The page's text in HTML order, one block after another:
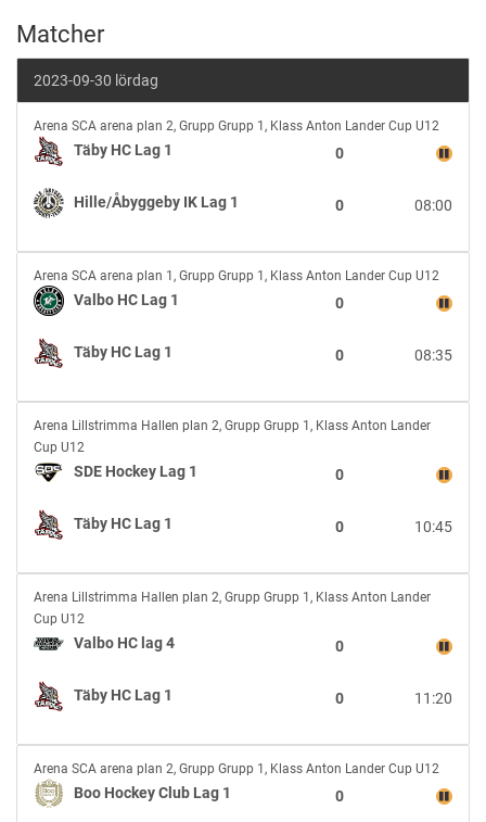
Matcher
2023-09-30 lördag
Täby
HC
Lag
1
vs
Åbyggeby
IK
Lag
1
Arena SCA arena plan 2, Grupp Grupp 1, Klass Anton Lander Cup U12
Täby HC Lag 1 0
Hille/Åbyggeby IK Lag 1 08:00
0
Valbo
HC
Lag
1
vs
HC
Lag
1
Arena SCA arena plan 1 , Grupp Grupp 1, Klass Anton Lander Cup U12
Valbo HC Lag 1 0
Täby HC Lag 1 08:35
0
SDE
Hockey
Lag
vs
Täby
Lag
1
Arena Lillstrimma Hallen plan 2, Grupp Grupp 1, Klass Anton Lander
Cup U12
SDE Hockey Lag 1 0
Täby HC Lag 1 10:45
0
Valbo
HC
lag
vs
Täby
Lag
1
Arena Lillstrimma Hallen plan 2, Grupp Grupp 1, Klass Anton Lander
Cup U12
Valbo HC lag 4 0
Täby HC Lag 1 11:20
0
Boo
Hockey
Club
Arena SCA arena plan 2, Grupp Grupp 1, Klass Anton Lander Cup U12
Boo Hockey Club Lag 1 0